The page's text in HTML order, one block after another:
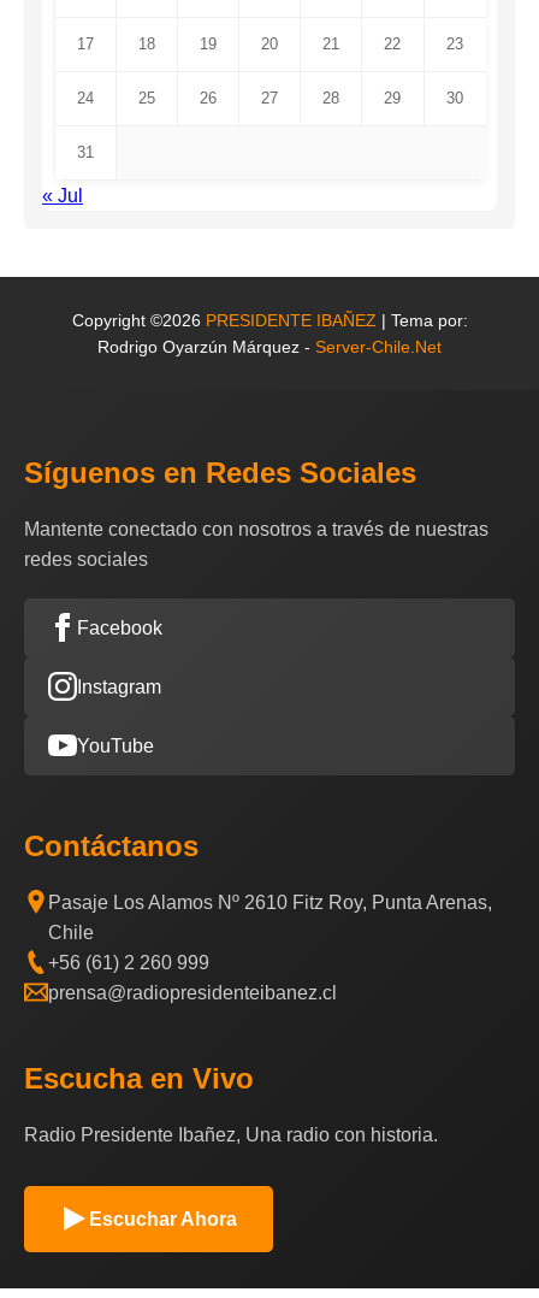
17 18 19 20 21 22 23
24 25 26 27 28 29 30
31
« Jul
Copyright ©2026 PRESIDENTE IBAÑEZ | Tema por:
Rodrigo Oyarzún Márquez - Server-Chile.Net
Síguenos en Redes Sociales
Mantente conectado con nosotros a través de nuestras
redes sociales
Facebook
Instagram
YouTube
Contáctanos
Pasaje Los Alamos Nº 2610 Fitz Roy, Punta Arenas,
Chile
+56 (61) 2 260 999
prensa@radiopresidenteibanez.cl
Escucha en Vivo
Radio Presidente Ibañez, Una radio con historia.
Escuchar Ahora